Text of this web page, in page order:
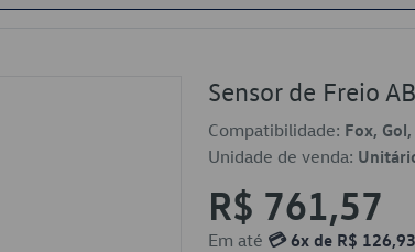
Sensor de Freio
Compatibilidade: Fox,
Unidade de venda:
R$ 761,57
Em até 💳 6x de R$ 126,93